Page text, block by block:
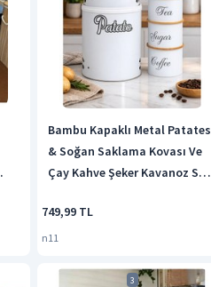
Bambu Kapaklı Metal Patates
& Soğan Saklama Kovası Ve
Çay Kahve Şeker Kavanoz Seti
749,99 TL
n11
3